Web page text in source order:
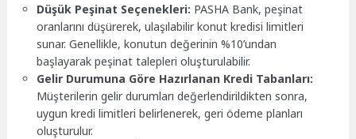
Düşük Peşinat Seçenekleri: PASHA Bank, peşinat
oranlarını düşürerek, ulaşılabilir konut kredisi limitleri
sunar. Genellikle, konutun değerinin %10’undan
başlayarak peşinat talepleri oluşturulabilir.
Gelir Durumuna Göre Hazırlanan Kredi Tabanları:
Müşterilerin gelir durumları değerlendirildikten sonra,
uygun kredi limitleri belirlenerek, geri ödeme planları
oluşturulur.